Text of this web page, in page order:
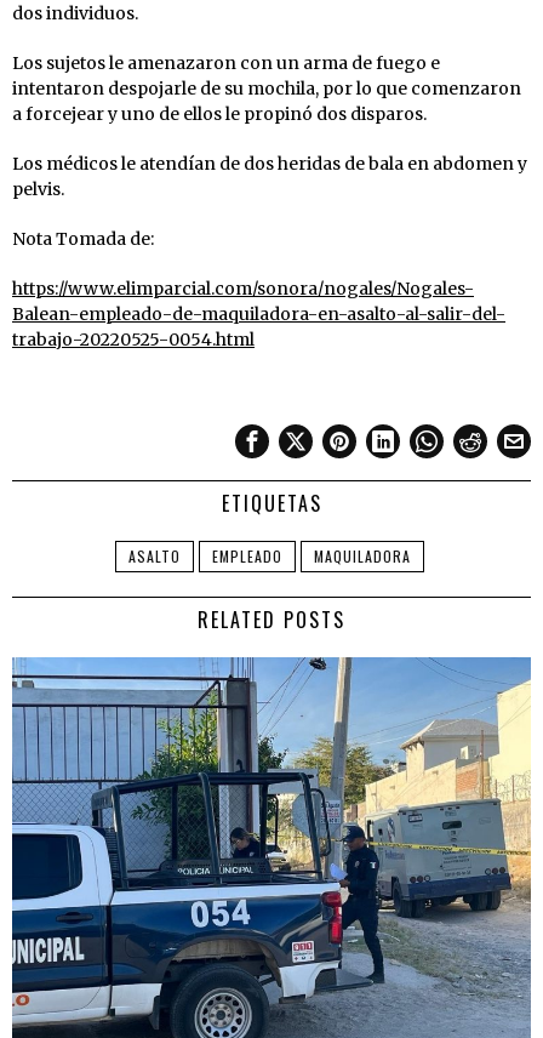
dos individuos.
Los sujetos le amenazaron con un arma de fuego e
intentaron despojarle de su mochila, por lo que comenzaron
a forcejear y uno de ellos le propinó dos disparos.
Los médicos le atendían de dos heridas de bala en abdomen y
pelvis.
Nota Tomada de:
https://www.elimparcial.com/sonora/nogales/Nogales-
Balean-empleado-de-maquiladora-en-asalto-al-salir-del-
trabajo-20220525-0054.html
ETIQUETAS
ASALTO EMPLEADO MAQUILADORA
RELATED POSTS